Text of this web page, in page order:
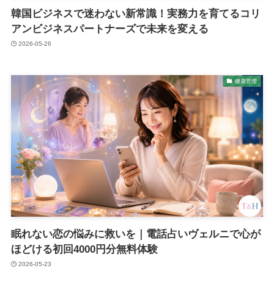
韓国ビジネスで迷わない新常識！実務力を育てるコリ
アンビジネスパートナーズで未来を変える
2026-05-26
健康管理
眠れない恋の悩みに救いを｜電話占いヴェルニで心が
ほどける初回4000円分無料体験
2026-05-23